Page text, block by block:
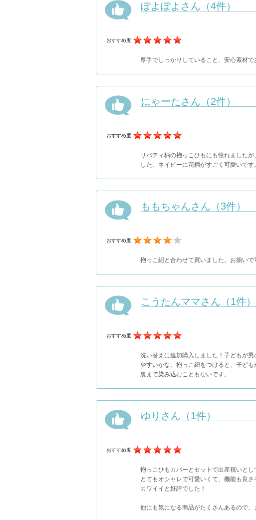
ぽよぽよさん（4件）
おすすめ度
厚手でしっかりしていること、安心素材
にゃーたさん（2件）
おすすめ度
リバティ柄の抱っこひもにも憧れました
した。ネイビーに花柄がすごく可愛いで
ももちゃんさん（3件）
おすすめ度
抱っこ紐と合わせて買いました。お揃い
こうたんママさん（1件）
おすすめ度
洗い替えに追加購入しました！子どもが
やすいかな。抱っこ紐をつけると、子ど
裏まで染み込むこともないです。
ゆりさん（1件）
おすすめ度
抱っこひもカバーとセットで出産祝いとし
とてもオシャレで可愛いくて、機能も良
カワイイと好評でした！
他にも気になる商品がたくさんあるので